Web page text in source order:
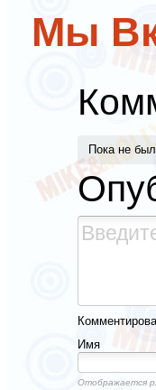
Мы
Пока не
Имя
Отображается